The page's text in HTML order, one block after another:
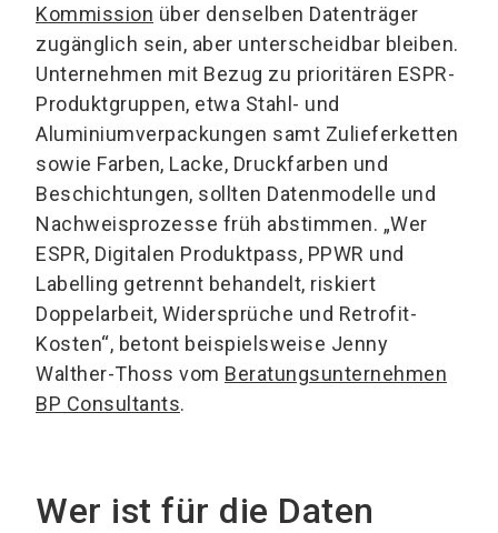
Kommission über denselben Datenträger
zugänglich sein, aber unterscheidbar bleiben.
Unternehmen mit Bezug zu prioritären ESPR-
Produktgruppen, etwa Stahl- und
Aluminiumverpackungen samt Zulieferketten
sowie Farben, Lacke, Druckfarben und
Beschichtungen, sollten Datenmodelle und
Nachweisprozesse früh abstimmen. „Wer
ESPR, Digitalen Produktpass, PPWR und
Labelling getrennt behandelt, riskiert
Doppelarbeit, Widersprüche und Retrofit-
Kosten“, betont beispielsweise Jenny
Walther-Thoss vom Beratungsunternehmen
BP Consultants.
Wer ist für die Daten